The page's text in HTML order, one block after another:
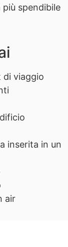
spendibile
di viaggio
inserita in un
air